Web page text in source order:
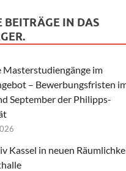
BEITRÄGE IN DAS
Masterstudiengänge im
– Bewerbungsfristen
September der Philipps-
Kassel in neuen